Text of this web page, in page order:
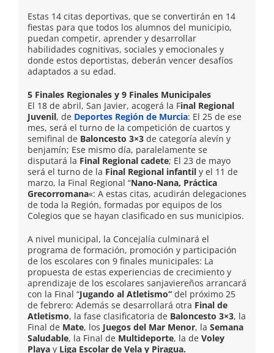
Estas 14 citas deportivas, que se convertirán en 14
fiestas para que todos los alumnos del municipio,
puedan competir, aprender y desarrollar
habilidades cognitivas, sociales y emocionales y
donde estos deportistas, deberán vencer desafíos
adaptados a su edad.
5 Finales Regionales y 9 Finales Municipales
El 18 de abril, San Javier, acogerá la Final Regional
Juvenil, de Deportes Región de Murcia: El 25 de ese
mes, será el turno de la competición de cuartos y
semifinal de Baloncesto 3×3 de categoría alevín y
benjamín; Ese mismo día, paralelamente se
disputará la Final Regional cadete; El 23 de mayo
será el turno de la Final Regional infantil y el 11 de
marzo, la Final Regional “Nano-Nana, Práctica
Grecorromana«: A estas citas, acudirán delegaciones
de toda la Región, formadas por equipos de los
Colegios que se hayan clasificado en sus municipios.
A nivel municipal, la Concejalía culminará el
programa de formación, promoción y participación
de los escolares con 9 finales municipales: La
propuesta de estas experiencias de crecimiento y
aprendizaje de los escolares sanjaviereños arrancará
con la Final “Jugando al Atletismo“ del próximo 25
de febrero: Además se desarrollará otra Final de
Atletismo, la fase clasificatoria de Baloncesto 3×3, la
Final de Mate, los Juegos del Mar Menor, la Semana
Saludable, la Final de Multideporte, la de Voley
Playa y Liga Escolar de Vela y Piragua.